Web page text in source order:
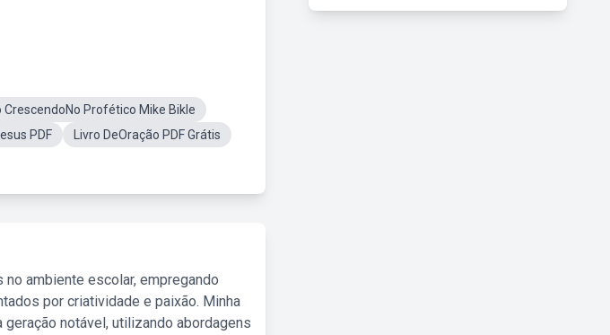
CrescendoNo Profético Mike Bikle
PDF
Livro DeOração PDF Grátis
ambiente escolar, empregando
por criatividade e paixão. Minha
notável, utilizando abordagens